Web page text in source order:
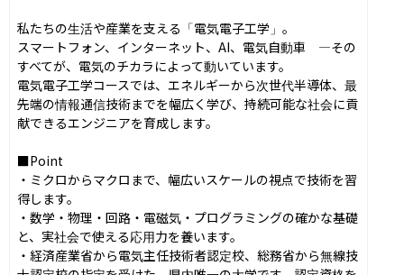
私たちの生活や産業を支える「電気電子工学」。
スマートフォン、インターネット、AI、電気自動車　—その
すべてが、電気のチカラによって動いています。
電気電子工学コースでは、エネルギーから次世代半導体、最
先端の情報通信技術までを幅広く学び、持続可能な社会に貢
献できるエンジニアを育成します。
■Point
・ミクロからマクロまで、幅広いスケールの視点で技術を習
得します。
・数学・物理・回路・電磁気・プログラミングの確かな基礎
と、実社会で使える応用力を養います。
・経済産業省から電気主任技術者認定校、総務省から無線技